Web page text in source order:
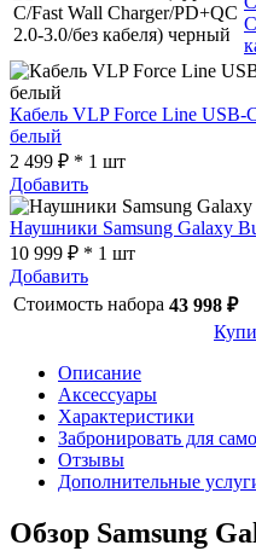
Кабель VLP Force Line USB-
белый
2 499 ₽ * 1 шт
Добавить
Наушники Samsung Galaxy
10 999 ₽ * 1 шт
Добавить
Стоимость набора 43 998 ₽
Описание
Аксессуары
Характеристики
Забронировать для
Отзывы
Дополнительные
Обзор Samsung